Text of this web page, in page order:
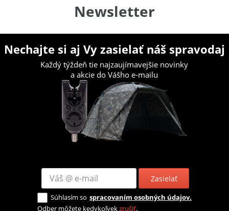
Newsletter
Nechajte si aj Vy zasielať náš spravodaj
Každý týždeň tie najzaujímavejšie novinky
a akcie do Vášho e-mailu
Zasielať
Súhlasím so spracovaním osobných údajov.
Odber môžete kedykoľvekzrušiť.